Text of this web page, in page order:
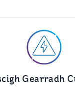
Gearradh